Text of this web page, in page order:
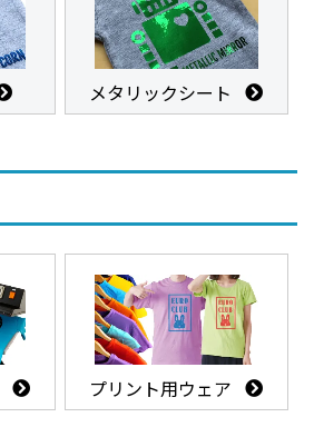
メタリックシート
プリント用ウェア